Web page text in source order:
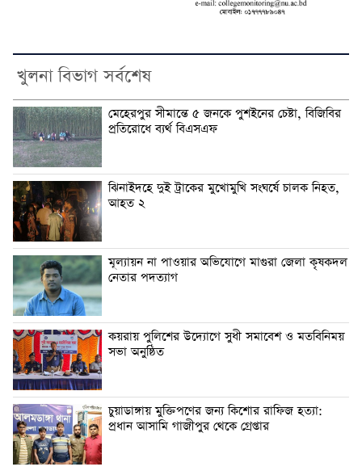
খুলনা বিভাগ সর্বশেষ
মেহেরপুর সীমান্তে ৫ জনকে পুশইনের চেষ্টা, বিজিবির
প্রতিরোধে ব্যর্থ বিএসএফ
ঝিনাইদহে দুই ট্রাকের মুখোমুখি সংঘর্ষে চালক নিহত,
আহত ২
মূল্যায়ন না পাওয়ার অভিযোগে মাগুরা জেলা কৃষকদল
নেতার পদত্যাগ
কয়রায় পুলিশের উদ্যোগে সুধী সমাবেশ ও মতবিনিময়
সভা অনুষ্ঠিত
চুয়াডাঙ্গায় মুক্তিপণের জন্য কিশোর রাফিজ হত্যা:
প্রধান আসামি গাজীপুর থেকে গ্রেপ্তার